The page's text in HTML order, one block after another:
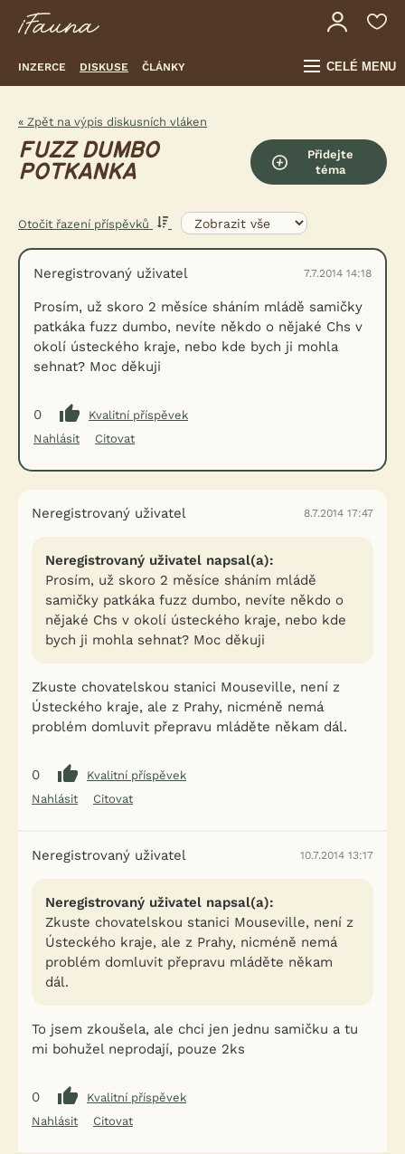
INZERCE DISKUSE ČLÁNKY CELÉ MENU
« Zpět na výpis diskusních vláken
FUZZ DUMBO
POTKANKA
Přidejte
téma
Otočit řazení příspěvků
Neregistrovaný uživatel 7.7.2014 14:18
Prosím, už skoro 2 měsíce sháním mládě samičky
patkáka fuzz dumbo, nevíte někdo o nějaké Chs v
okolí ústeckého kraje, nebo kde bych ji mohla
sehnat? Moc děkuji
0
Kvalitní příspěvek
Nahlásit
Citovat
Neregistrovaný uživatel 8.7.2014 17:47
Neregistrovaný uživatel napsal(a):
Prosím, už skoro 2 měsíce sháním mládě
samičky patkáka fuzz dumbo, nevíte někdo o
nějaké Chs v okolí ústeckého kraje, nebo kde
bych ji mohla sehnat? Moc děkuji
Zkuste chovatelskou stanici Mouseville, není z
Ústeckého kraje, ale z Prahy, nicméně nemá
problém domluvit přepravu mláděte někam dál.
0
Kvalitní příspěvek
Nahlásit
Citovat
Neregistrovaný uživatel 10.7.2014 13:17
Neregistrovaný uživatel napsal(a):
Zkuste chovatelskou stanici Mouseville, není z
Ústeckého kraje, ale z Prahy, nicméně nemá
problém domluvit přepravu mláděte někam
dál.
To jsem zkoušela, ale chci jen jednu samičku a tu
mi bohužel neprodají, pouze 2ks
0
Kvalitní příspěvek
Nahlásit
Citovat